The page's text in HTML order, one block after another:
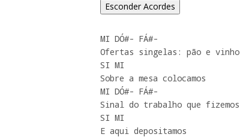
Esconder Acordes
MI DÓ#- FÁ#-
Ofertas singelas: pão e vinho
SI MI
Sobre a mesa colocamos
MI DÓ#- FÁ#-
Sinal do trabalho que fizemos
SI MI
E aqui depositamos